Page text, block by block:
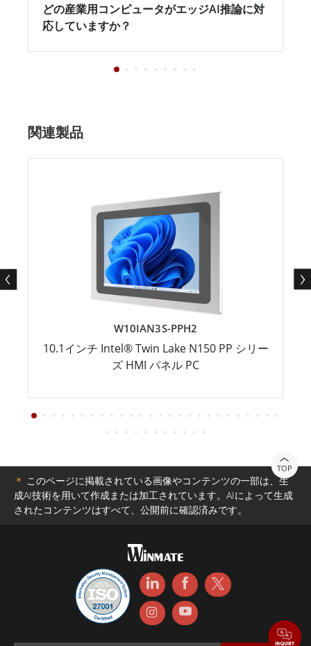
どの産業用コンピュータがエッジAI推論に対
応していますか？
関連製品
W10IAN3S-PPH2
10.1インチ Intel® Twin Lake N150 PP シリー
ズ HMI パネル PC
TOP
＊ このページに掲載されている画像やコンテンツの一部は、生
成AI技術を用いて作成または加工されています。AIによって生成
されたコンテンツはすべて、公開前に確認済みです。